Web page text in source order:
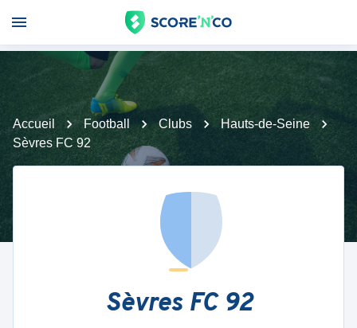
Accueil Football Clubs
Hauts-de-Seine
Sèvres FC 92
Sèvres FC 92